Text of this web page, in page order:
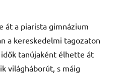
át a piarista gimnázium
a kereskedelmi tagozaton
tanújaként élhette át
világháborút, s máig